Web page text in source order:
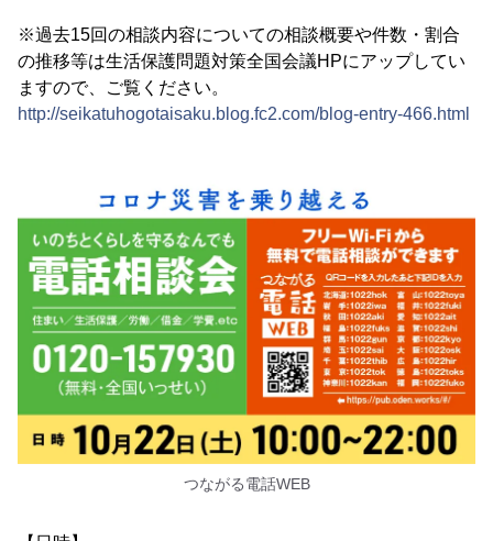
※過去15回の相談内容についての相談概要や件数・割合
の推移等は生活保護問題対策全国会議HPにアップしてい
ますので、ご覧ください。
http://seikatuhogotaisaku.blog.fc2.com/blog-entry-466.html
つながる電話WEB